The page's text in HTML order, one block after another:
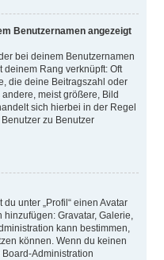
Benutzernamen angezeigt
bei deinem Benutzernamen
deinem Rang verknüpft: Oft
die deine Beitragszahl oder
meist größere, Bild
sich hierbei in der Regel
zu Benutzer
unter „Profil“ einen Avatar
Gravatar, Galerie,
kann bestimmen,
können. Wenn du keinen
Administration